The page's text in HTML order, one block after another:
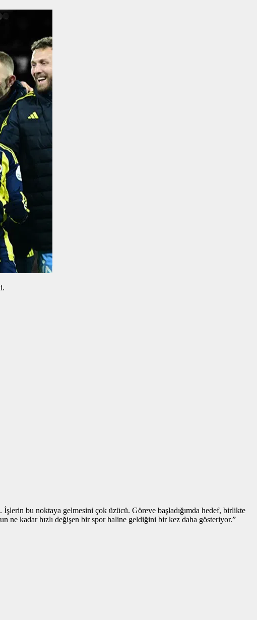
bu noktaya gelmesini çok üzücü. Göreve başladığımda hedef, birlikte
ne kadar hızlı değişen bir spor haline geldiğini bir kez daha gösteriyor.”